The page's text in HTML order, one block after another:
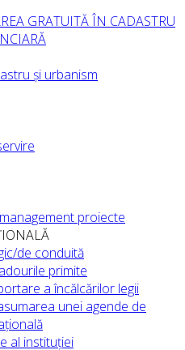
GRATUITĂ ÎN CADASTRU
și urbanism
proiecte
de conduită
primite
a încălcărilor legii
unei agende de
al instituției